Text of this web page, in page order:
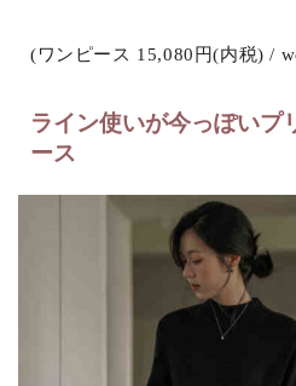
(ワンピース 15,080円(内税) /
ライン使いが今っぽいプ
ース